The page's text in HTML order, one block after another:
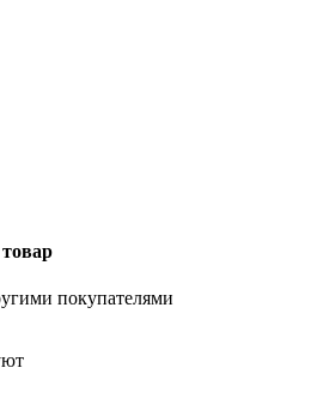
покупателями